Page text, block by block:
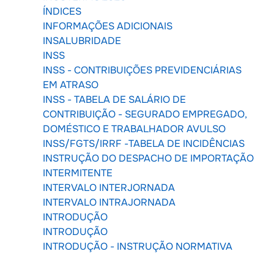
ÍNDICES
INFORMAÇÕES ADICIONAIS
INSALUBRIDADE
INSS
INSS - CONTRIBUIÇÕES PREVIDENCIÁRIAS
EM ATRASO
INSS - TABELA DE SALÁRIO DE
CONTRIBUIÇÃO - SEGURADO EMPREGADO,
DOMÉSTICO E TRABALHADOR AVULSO
INSS/FGTS/IRRF -TABELA DE INCIDÊNCIAS
INSTRUÇÃO DO DESPACHO DE IMPORTAÇÃO
INTERMITENTE
INTERVALO INTERJORNADA
INTERVALO INTRAJORNADA
INTRODUÇÃO
INTRODUÇÃO
INTRODUÇÃO - INSTRUÇÃO NORMATIVA